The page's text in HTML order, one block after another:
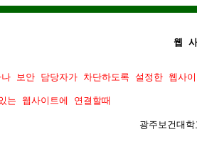
웹 사
보안 담당자가 차단하도록 설정한 웹사이
웹사이트에 연결할때
광주보건대